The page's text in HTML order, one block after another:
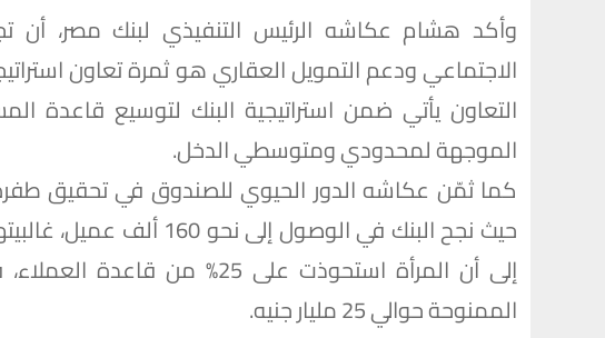
وأكد هشام عكاشه الرئيس التنفيذي لبنك مصر، أن
التعاون يأتي ضمن استراتيجية البنك لتوسيع قاعدة
الموجهة لمحدودي ومتوسطي الدخل.
كما ثمّن عكاشه الدور الحيوي للصندوق في تحقيق
حيث نجح البنك في الوصول
إلى أن المرأة استحوذت على 25%
الممنوحة حوالي 25 مليار جنيه.